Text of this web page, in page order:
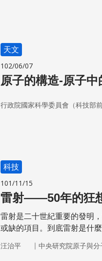
天文
102/06/07
原子的構造-原子中
行政院國家科學委員會（科技部前
科技
101/11/15
雷射——50年的狂
雷射是二十世紀重要的發明
或缺的項目。到底雷射是什
汪治平 ｜ 中央研究院原子與分